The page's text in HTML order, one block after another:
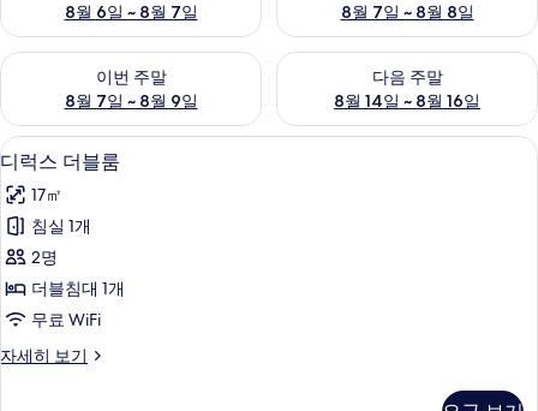
8월 6일 ~ 8월 7일
8월 7일 ~ 8월 8일
이번 주말
8월 7일 ~ 8월 9일
이번 주말 예약 가능 여부 확인, 8월 7일 ~ 8월 9일
다음 주말
8월 14일 ~ 8월 16일
다음 주말 예약 가능 여부 확인,
디
럭
스
더
블
룸
진
8
디럭스 더블룸
17㎡
침실 1개
2명
더블침대 1개
무료 WiFi
자세히 보기
디